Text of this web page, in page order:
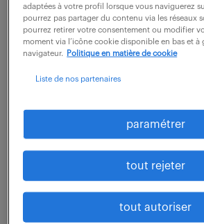
votre CV !
Boostez votre visibilité auprès de
en postulant par candidature
adaptées à votre profil lorsque vous naviguerez
pourrez pas partager du contenu via les réseaux
pourrez retirer votre consentement ou modifier
moment via l’icône cookie disponible en bas et à
navigateur.
Politique en matière de cookie
Liste de nos partenaires
paramétrer
tout rejeter
tout autoriser